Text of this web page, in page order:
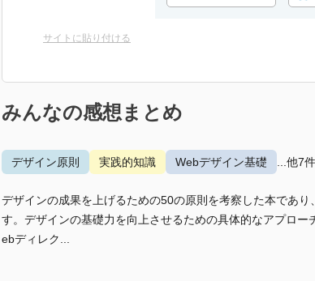
サイトに貼り付ける
みんなの感想まとめ
デザイン原則 実践的知識 Webデザイン基礎 ...他7件
デザインの成果を上げるための50の原則を考察した本であ
す。デザインの基礎力を向上させるための具体的なアプロ
ebディレク...